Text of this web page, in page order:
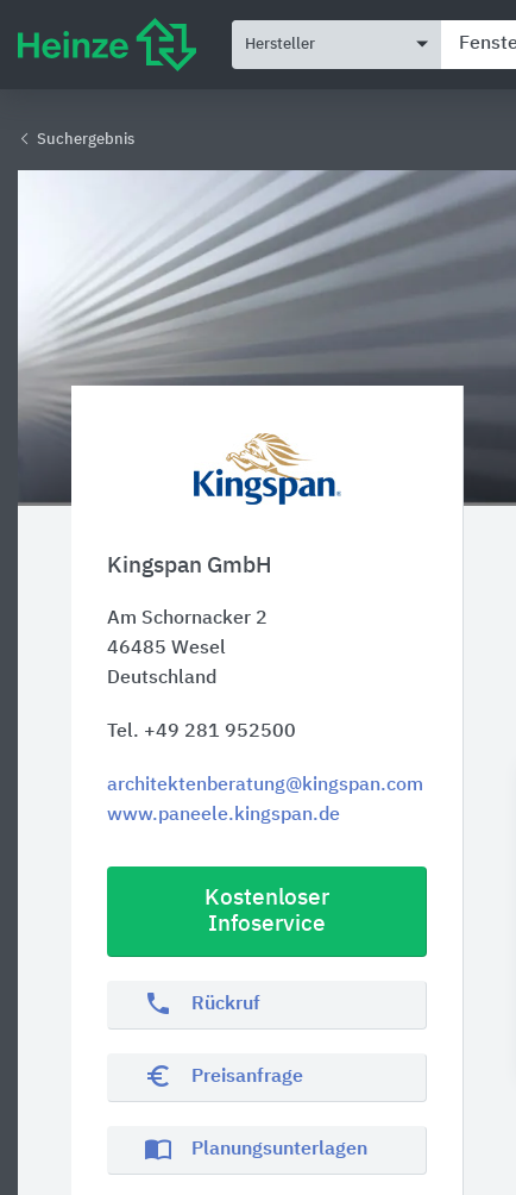
Hersteller
Suchergebnis
Kingspan GmbH
Am Schornacker 2
46485 Wesel
Deutschland
Tel. +49 281 952500
architektenberatung@kingspan.com
www.paneele.kingspan.de
Kostenloser
Infoservice
phone Rückruf
euro_symbol Preisanfrage
import_contacts Planungsunterlagen